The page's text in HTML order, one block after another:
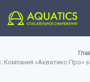
Компания «Акватикс-Про»